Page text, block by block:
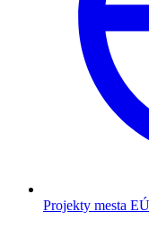
Projekty mesta EÚ